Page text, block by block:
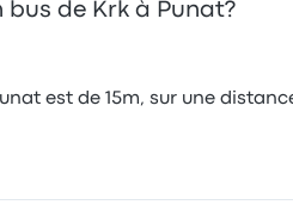
de Krk à Punat?
est de 15m, sur une